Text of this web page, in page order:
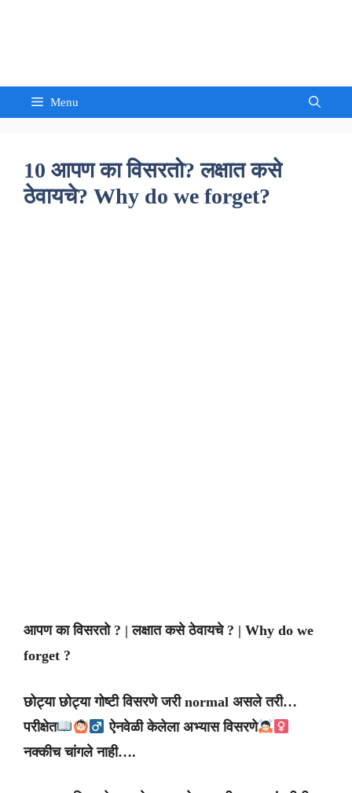
Menu
10 आपण का विसरतो? लक्षात कसे
ठेवायचे? Why do we forget?
आपण का विसरतो? |लक्षात कसे ठेवायचे? | Why do we
forget ?
छोट्या छोट्या गोष्टी विसरणे जरीnormal असले तरी…
परीक्षेत
️ऐनवेळी केलेला अभ्यास विसरणे
नक्कीच चांगले नाही….